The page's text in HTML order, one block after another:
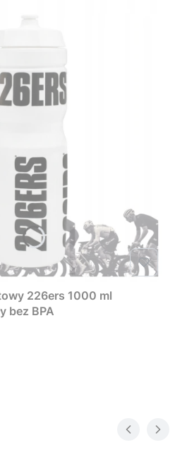
226ers 1000 ml
bez BPA